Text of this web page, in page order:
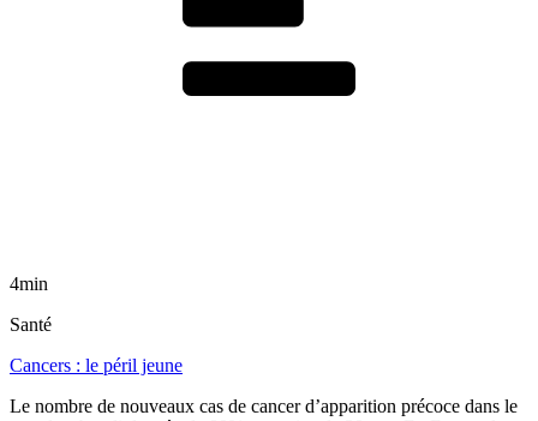
4min
Santé
Cancers : le péril jeune
Le nombre de nouveaux cas de cancer d’apparition précoce dans le